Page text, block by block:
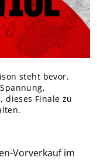
steht bevor.
dieses Finale zu
Vorverkauf im